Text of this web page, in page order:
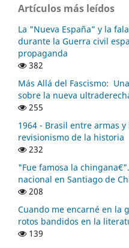
Artículos más leídos
La "Nueva España” y la
durante la Guerra civil
propaganda
382
Más Allá del Fascismo:
sobre la nueva
255
1964 - Brasil entre armas
revisionismo de la historia
232
"Fue famosa la
nacional en Santiago de
208
Cuando me encarné en la
rotos bandidos en la
139